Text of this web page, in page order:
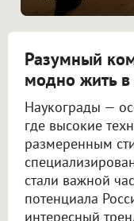
Разумный
модно жить в
Наукограды —
где высокие
размеренным
стали важной
потенциала
интересный